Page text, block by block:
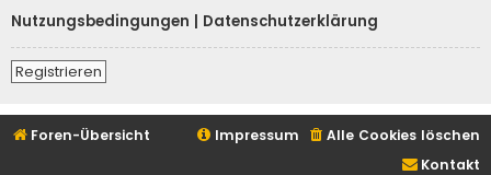
Nutzungsbedingungen
Datenschutzerklärung
Registrieren
Foren-Übersicht Alle Cookies löschen
Impressum
Kontakt